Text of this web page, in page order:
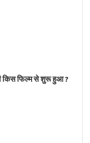
किस फिल्म से शुरू हुआ ?